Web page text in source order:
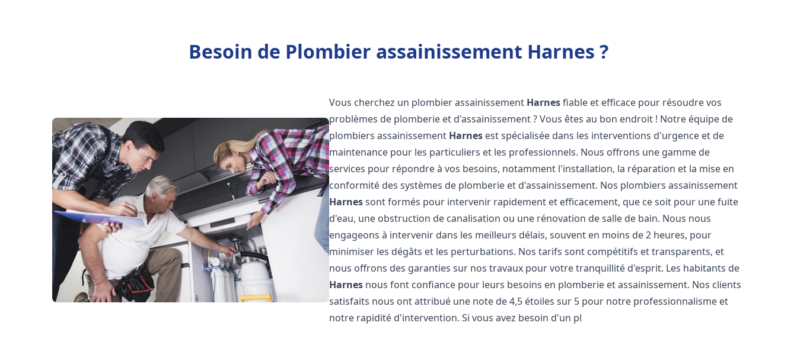
Besoin de Plombier assainissement Harnes ?
Vous cherchez un plombier assainissement Harnesfiable et efficace pour résoudre vos
problèmes de plomberie et d'assainissement ? Vous êtes au bon endroit ! Notre équipe de
plombiers assainissement Harnes est spécialisée dans les interventions d'urgence et de
maintenance pour les particuliers et les professionnels. Nous offrons une gamme de
services pour répondre à vos besoins, notamment l'installation, la réparation et la mise en
conformité des systèmes de plomberie et d'assainissement. Nos plombiers assainissement
Harnessont formés pour intervenir rapidement et efficacement, que ce soit pour une fuite
d'eau, une obstruction de canalisation ou une rénovation de salle de bain. Nous nous
engageons à intervenir dans les meilleurs délais, souvent en moins de 2 heures, pour
minimiser les dégâts et les perturbations. Nos tarifs sont compétitifs et transparents, et
nous offrons des garanties sur nos travaux pour votre tranquillité d'esprit. Les habitants de
Harnes nous font confiance pour leurs besoins en plomberie et assainissement. Nos clients
satisfaits nous ont attribué une note de 4,5 étoiles sur 5 pour notre professionnalisme et
notre rapidité d'intervention. Si vous avez besoin d'un pl